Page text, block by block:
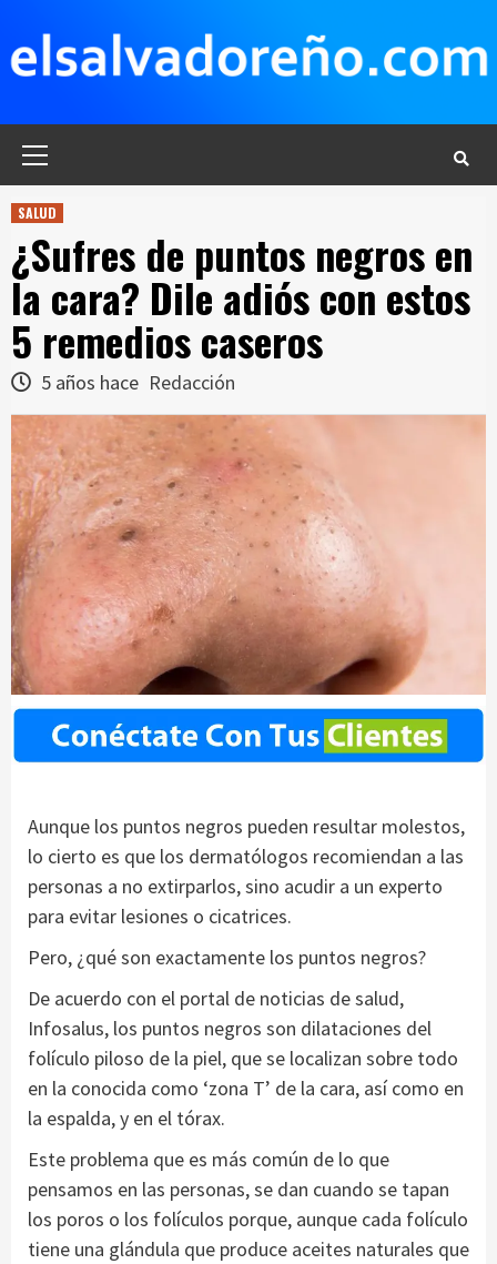
contenido
SALUD
¿Sufres de puntos negros en
la cara? Dile adiós con estos
5 remedios caseros
5 años hace Redacción
Aunque los puntos negros pueden resultar molestos,
lo cierto es que los dermatólogos recomiendan a las
personas a no extirparlos, sino acudir a un experto
para evitar lesiones o cicatrices.
Pero, ¿qué son exactamente los puntos negros?
De acuerdo con el portal de noticias de salud,
Infosalus, los puntos negros son dilataciones del
folículo piloso de la piel, que se localizan sobre todo
en la conocida como ‘zona T’ de la cara, así como en
la espalda, y en el tórax.
Este problema que es más común de lo que
pensamos en las personas, se dan cuando se tapan
los poros o los folículos porque, aunque cada folículo
tiene una glándula que produce aceites naturales que